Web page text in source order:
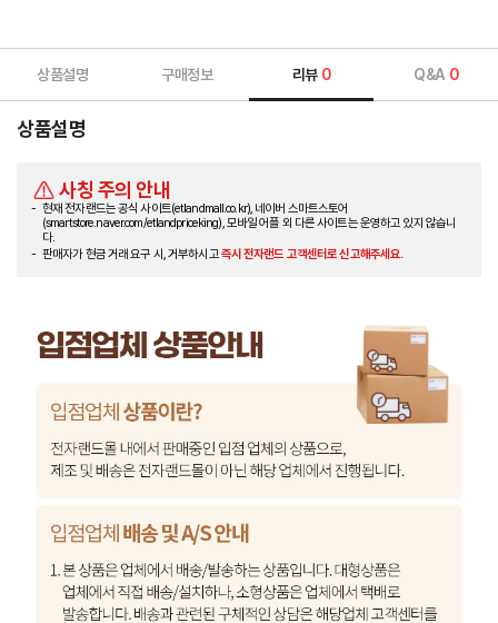
상품설명 구매정보 리뷰 0 Q&A 0
상품설명
사칭 주의 안내
현재 전자랜드는 공식 사이트(etlandmall.co.kr), 네이버 스마트스토어
(smartstore.naver.com/etlandpriceking), 모바일 어플 외 다른 사이트는 운영하고 있지 않습니
다.
판매자가 현금 거래 요구 시, 거부하시고즉시 전자랜드 고객센터로 신고해주세요.